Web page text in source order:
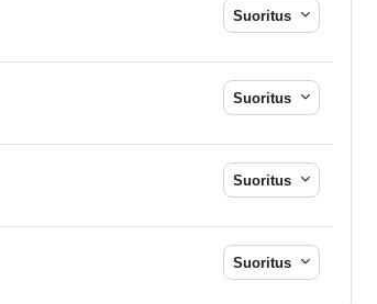
Suoritus
Suoritus
Suoritus
Suoritus